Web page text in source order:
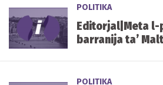
POLITIKA
Editorjal|Meta
barranija ta’
POLITIKA